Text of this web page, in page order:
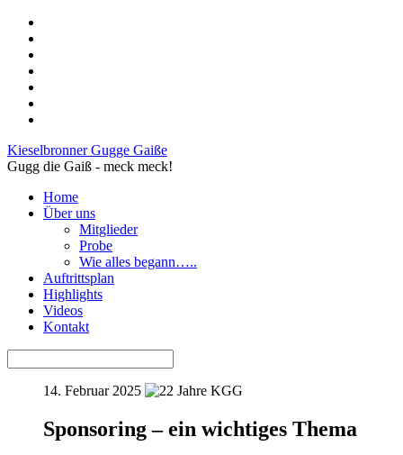
Kieselbronner Gugge Gaiße
Gugg die Gaiß - meck meck!
Home
Über uns
Mitglieder
Probe
Wie alles begann…..
Auftrittsplan
Highlights
Videos
Kontakt
14. Februar 2025
Sponsoring – ein wichtiges Thema